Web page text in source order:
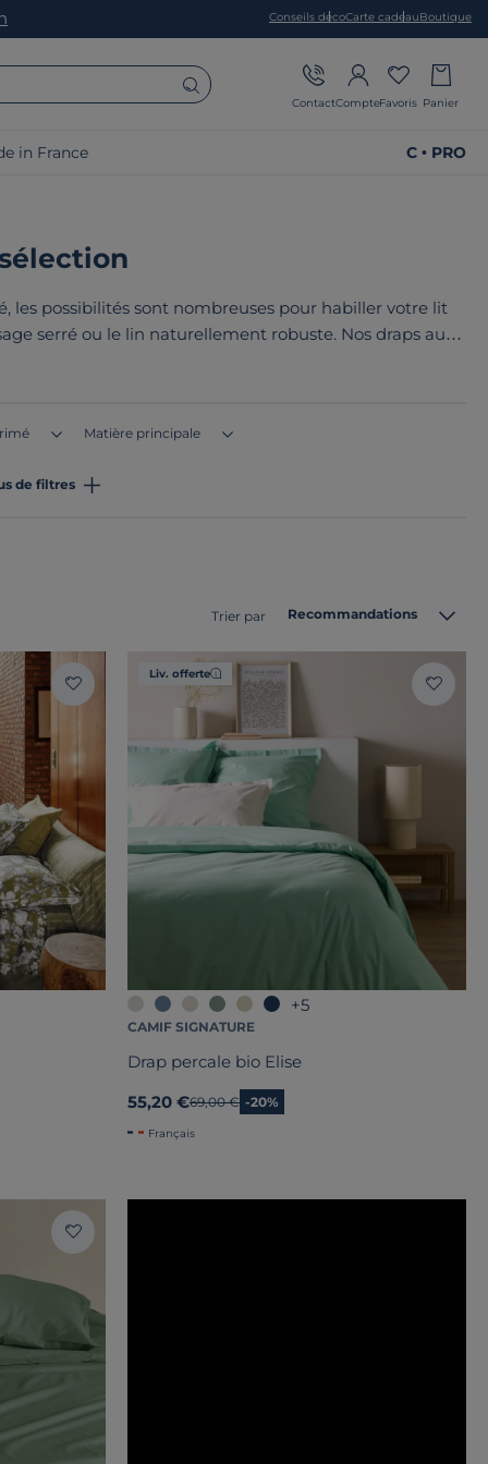
Conseils décoCarte cadeauBoutique
ContactCompteFavoris Panier
in France C • PRO
les possibilités sont nombreuses pour habiller votre lit
serré ou le lin naturellement robuste. Nos draps au
commun de nos produits ? Ils sont tous
Matière principale
de filtres
Trier par Recommandations
Liv. offerte
+5
CAMIF SIGNATURE
Drap percale bio Elise
55,20 €Ancien prix
69,00 € -20%
Français